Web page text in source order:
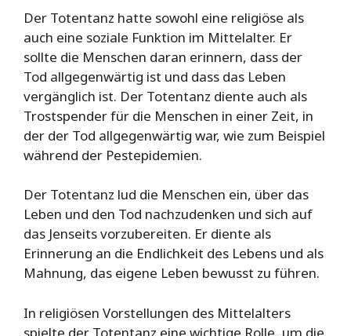
Der Totentanz hatte sowohl eine religiöse als
auch eine soziale Funktion im Mittelalter. Er
sollte die Menschen daran erinnern, dass der
Tod allgegenwärtig ist und dass das Leben
vergänglich ist. Der Totentanz diente auch als
Trostspender für die Menschen in einer Zeit, in
der der Tod allgegenwärtig war, wie zum Beispiel
während der Pestepidemien.
Der Totentanz lud die Menschen ein, über das
Leben und den Tod nachzudenken und sich auf
das Jenseits vorzubereiten. Er diente als
Erinnerung an die Endlichkeit des Lebens und als
Mahnung, das eigene Leben bewusst zu führen.
In religiösen Vorstellungen des Mittelalters
spielte der Totentanz eine wichtige Rolle, um die